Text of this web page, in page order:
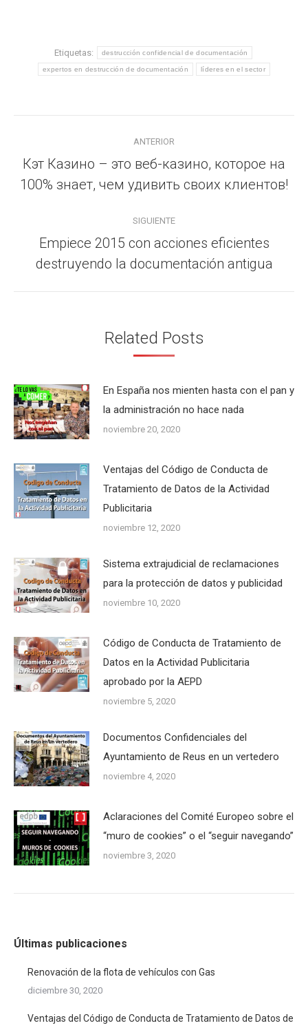
Etiquetas: destrucción confidencial de documentación
expertos en destrucción de documentación líderes en el sector
entre
publicaciones
ANTERIOR
Publicación
anterior:
Кэт Казино – это веб-казино, которое на
100% знает, чем удивить своих клиентов!
SIGUIENTE
Publicación
siguiente:
Empiece 2015 con acciones eficientes
destruyendo la documentación antigua
Related Posts
En España nos mienten hasta con el pan y
la administración no hace nada
noviembre 20, 2020
Ventajas del Código de Conducta de
Tratamiento de Datos de la Actividad
Publicitaria
noviembre 12, 2020
Sistema extrajudicial de reclamaciones
para la protección de datos y publicidad
noviembre 10, 2020
Código de Conducta de Tratamiento de
Datos en la Actividad Publicitaria
aprobado por la AEPD
noviembre 5, 2020
Documentos Confidenciales del
Ayuntamiento de Reus en un vertedero
noviembre 4, 2020
Aclaraciones del Comité Europeo sobre el
“muro de cookies” o el “seguir navegando”
noviembre 3, 2020
Últimas publicaciones
Renovación de la flota de vehículos con Gas
diciembre 30, 2020
Ventajas del Código de Conducta de Tratamiento de Datos de